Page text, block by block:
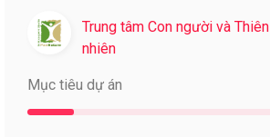
Trung tâm Con người và Thiên
nhiên
Mục tiêu dự án